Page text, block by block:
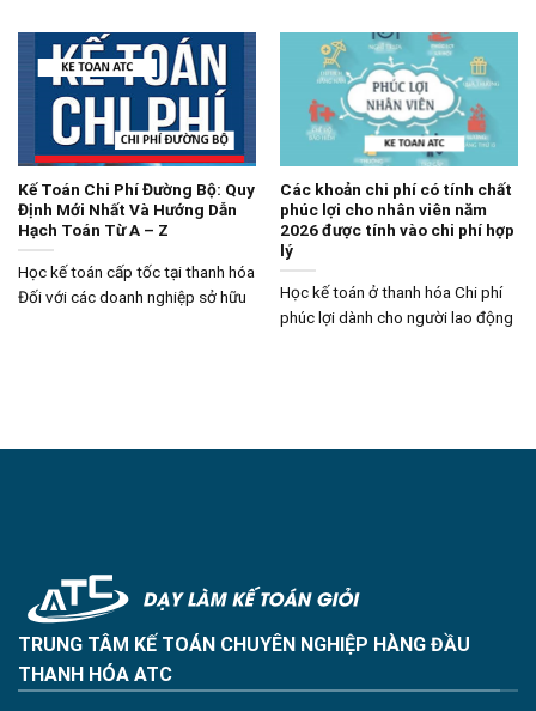
Kế Toán Chi Phí Đường Bộ: Quy
Định Mới Nhất Và Hướng Dẫn
Hạch Toán Từ A – Z
Học kế toán cấp tốc tại thanh hóa
Đối với các doanh nghiệp sở hữu
Các khoản chi phí có tính chất
phúc lợi cho nhân viên năm
2026 được tính vào chi phí hợp
lý
Học kế toán ở thanh hóa Chi phí
phúc lợi dành cho người lao động
TRUNG TÂM KẾ TOÁN CHUYÊN NGHIỆP HÀNG ĐẦU
THANH HÓA ATC